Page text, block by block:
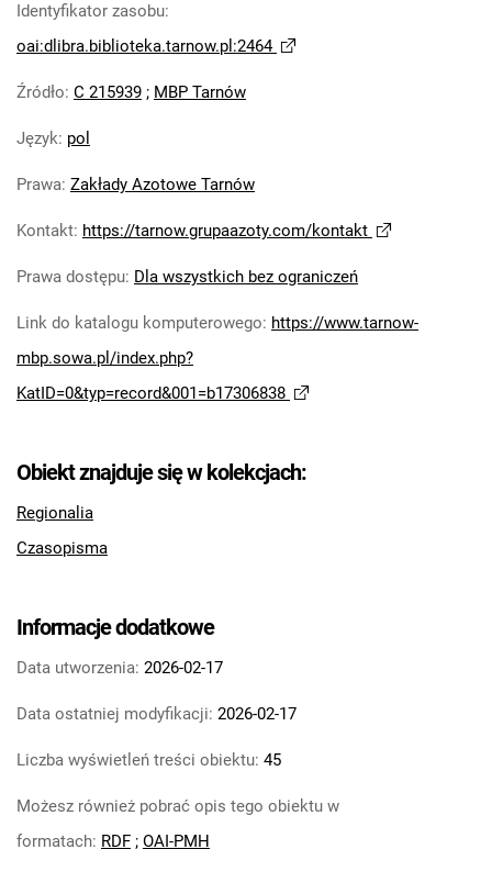
Robotniczego Zakładów Azotowych im.
Feliksa Dzierżyńskiego. 1979
Robotniczego Zakładów Azotowych im.
Feliksa Dzierżyńskiego. 1980
Robotniczego Zakładów Azotowych im.
Tarnowskie Azoty : tygodnik Zakładów
Azotowych im. Feliksa Dzierżyńskiego w
Tarnowskie Azoty : tygodnik Zakładów
Azotowych im. Feliksa Dzierżyńskiego w
Tarnowie. 1983
Tarnowie. 1984
Azotowych im. Feliksa Dzierżyńskiego w
Tarnowie. 1985
Tarnowie. 1986
Tarnowskie Azoty : tygodnik Zakładów
Tarnowie. 1987
Tarnowskie Azoty : tygodnik Zakładów
Tarnowie. 1988
Tarnowskie Azoty : tygodnik Zakładów
Identyfikator zasobu:
oai:dlibra.biblioteka.tarnow.pl:2464
Źródło: C 215939 ; MBP Tarnów
Język: pol
Prawa: Zakłady Azotowe Tarnów
Kontakt: https://tarnow.grupaazoty.com/kontakt
Prawa dostępu: Dla wszystkich bez ograniczeń
Link do katalogu komputerowego: https://www.tarnow-
mbp.sowa.pl/index.php?
KatID=0&typ=record&001=b17306838
Obiekt znajduje się w kolekcjach:
Regionalia
Czasopisma
Informacje dodatkowe
Data utworzenia: 2026-02-17
Data ostatniej modyfikacji: 2026-02-17
Liczba wyświetleń treści obiektu: 45
Możesz również pobrać opis tego obiektu w
formatach: RDF ; OAI-PMH